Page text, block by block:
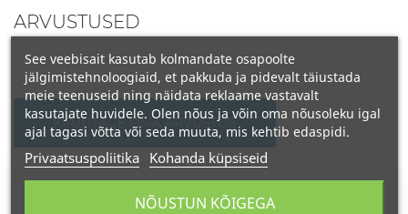
ARVUSTUSED
KIRJUTAGE OMA ARVUSTUS
See veebisait kasutab kolmandate osapoolte
jälgimistehnoloogiaid, et pakkuda ja pidevalt täiustada
meie teenuseid ning näidata reklaame vastavalt
kasutajate huvidele. Olen nõus ja võin oma nõusoleku igal
ajal tagasi võtta või seda muuta, mis kehtib edaspidi.
Privaatsuspoliitika Kohanda küpsiseid
NÕUSTUN KÕIGEGA